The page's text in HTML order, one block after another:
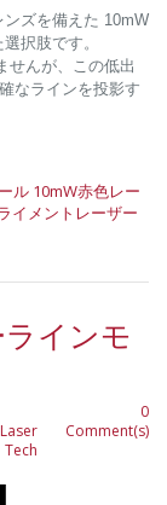
ズを備えた 10mW
択肢です。
せんが、この低出
なラインを投影す
ル 10mW赤色レー
イメントレーザー
インモ
Laser
Tech
0
Comment(s)